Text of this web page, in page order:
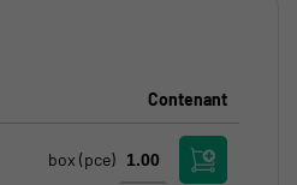
Contenant
box (pce)